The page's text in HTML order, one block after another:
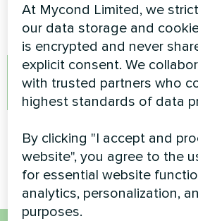
Час проходження:
ПОЧАТИ
Анонімне
At Mycond Limited, we
our data storage and
is encrypted and never
explicit consent. We
with trusted partners who
highest standards of data
By clicking "I accept and
website", you agree to the
for essential website
analytics, personalization,
purposes.